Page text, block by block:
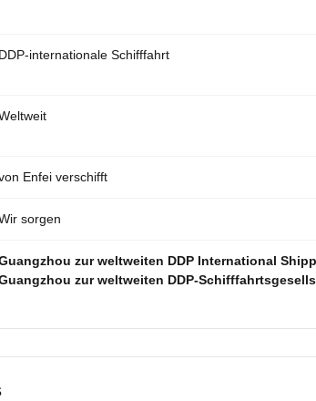
DDP-internationale Schifffahrt
Enfei verschifft
sorgen
zur weltweiten DDP International
zur weltweiten DDP-